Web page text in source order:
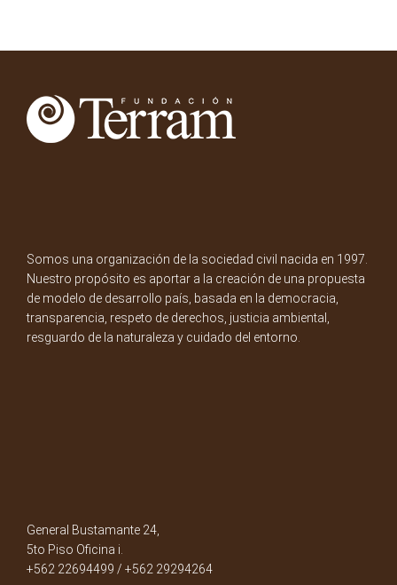
Somos una organización de la sociedad civil nacida en 1997.
Nuestro propósito es aportar a la creación de una propuesta
de modelo de desarrollo país, basada en la democracia,
transparencia, respeto de derechos, justicia ambiental,
resguardo de la naturaleza y cuidado del entorno.
General Bustamante 24,
5to Piso Oficina i.
+562 22694499 / +562 29294264